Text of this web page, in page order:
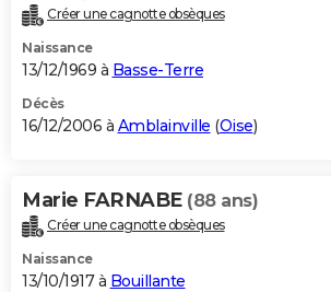
Créer une cagnotte obsèques
Naissance
13/12/1969 à Basse-Terre
Décès
16/12/2006 à Amblainville (Oise)
Marie FARNABE (88 ans)
Créer une cagnotte obsèques
Naissance
13/10/1917 à Bouillante